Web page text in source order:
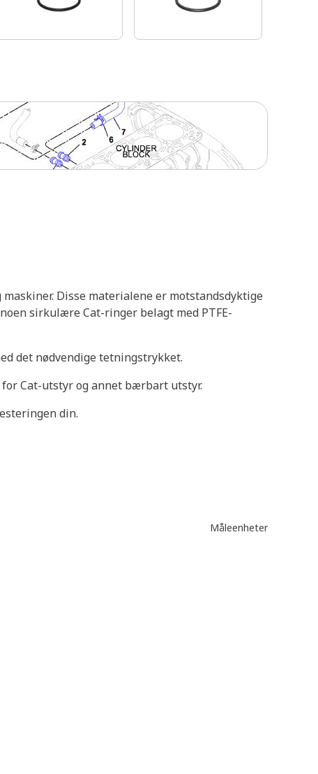
Disse materialene er motstandsdyktige
sirkulære Cat-ringer belagt med PTFE-
det nødvendige tetningstrykket.
Cat-utstyr og annet bærbart utstyr.
din.
Måleenheter